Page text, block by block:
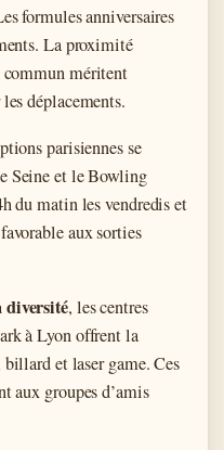
formules anniversaires
La proximité
commun méritent
déplacements.
parisiennes se
Seine et le Bowling
du matin les vendredis et
aux sorties
diversité, les centres
à Lyon offrent la
et laser game. Ces
aux groupes d’amis